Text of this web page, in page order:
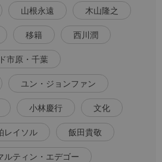
山根永遠 木山隆之
移籍 西川潤
市原・千葉
ユン・ジョンファン
小林慶行 文化
レイソル 飯田貴敬
ルティン・エデゴー